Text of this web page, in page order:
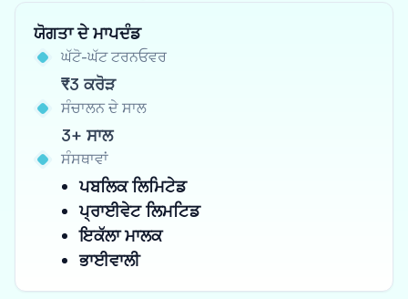
ਯੋਗਤਾ ਦੇ ਮਾਪਦੰਡ
ਘੱਟੋ-ਘੱਟ ਟਰਨਓਵਰ
₹3 ਕਰੋੜ
ਸੰਚਾਲਨ ਦੇ ਸਾਲ
3+ ਸਾਲ
ਸੰਸਥਾਵਾਂ
ਪਬਲਿਕ ਲਿਮਿਟੇਡ
ਪ੍ਰਾਈਵੇਟ ਲਿਮਟਿਡ
ਇਕੱਲਾ ਮਾਲਕ
ਭਾਈਵਾਲੀ